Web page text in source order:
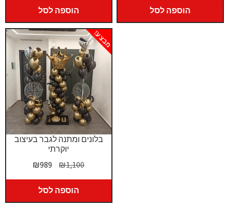
הוספה לסל הוספה לסל
בלונים ומתנה לגבר בעיצוב
יוקרתי
מבצע!
₪1,100
המחיר
היה:
₪1,100.
₪989
המחיר
₪989.
הוספה לסל